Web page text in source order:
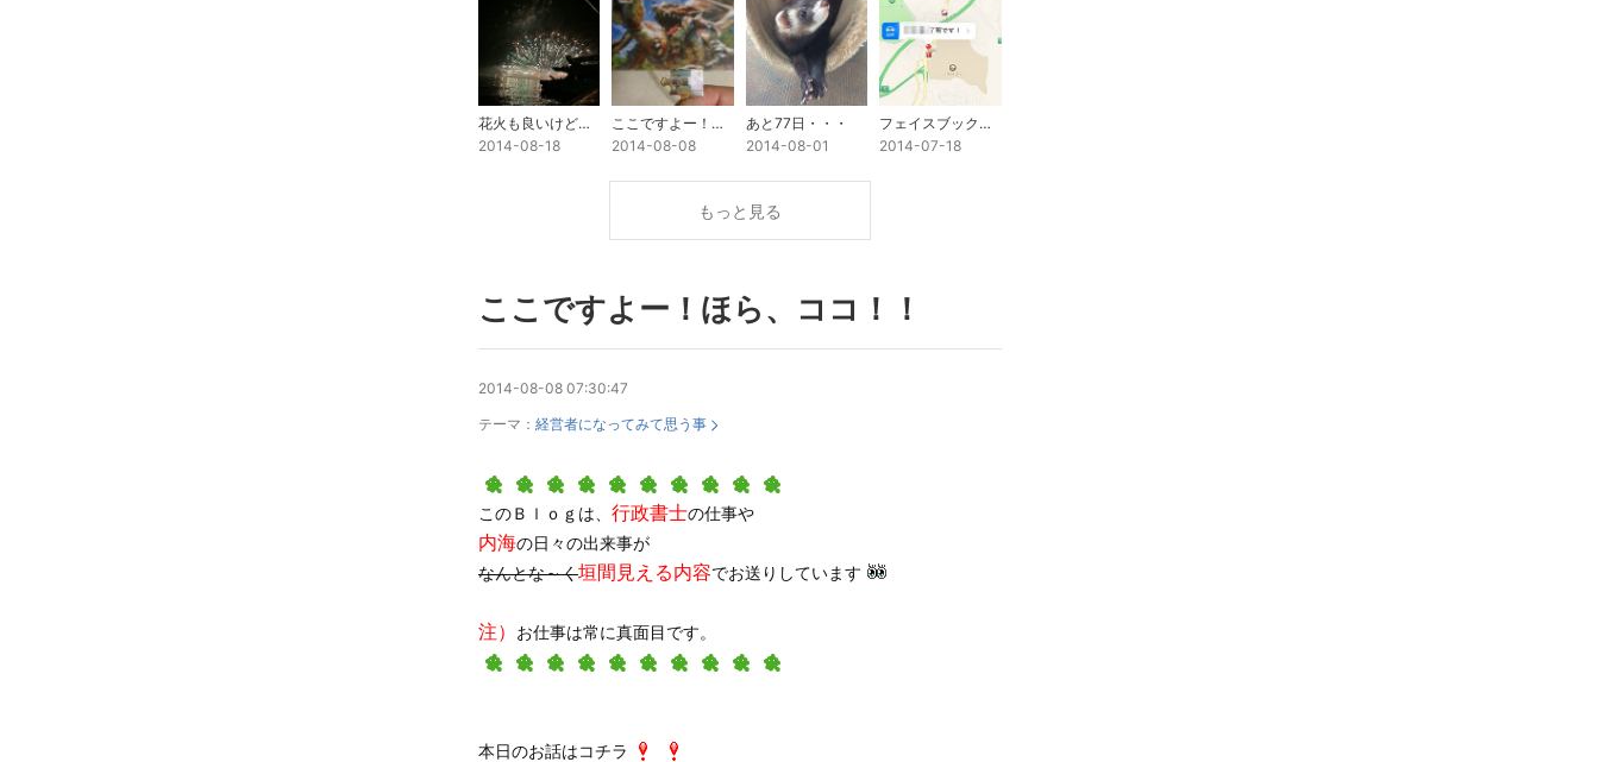
花火も良いけど、工場萌え♪
2014-08-18
ここですよー！ほら、ココ！！
2014-08-08
あと77日・・・
2014-08-01
フェイスブックの位置情報に注意
2014-07-18
もっと見る
ここですよー！ほら、ココ！！
2014-08-08 07:30:47
テーマ： 経営者になってみて思う事
このＢｌｏｇは、 行政書士の仕事や
内海の日々の出来事が
なんとな～く垣間見える内容でお送りしています
注） お仕事は常に真面目です。
本日のお話はコチラ